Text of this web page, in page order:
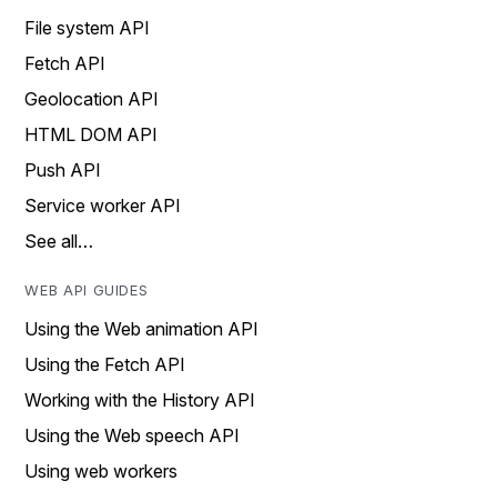
File system API
Fetch API
Geolocation API
HTML DOM API
Push API
Service worker API
See all…
WEB API GUIDES
Using the Web animation API
Using the Fetch API
Working with the History API
Using the Web speech API
Using web workers